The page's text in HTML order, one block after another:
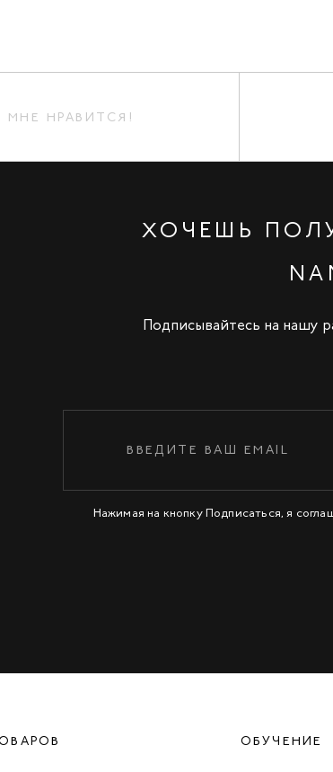
МНЕ НРАВИТСЯ!
ХОЧЕШЬ
Подписывайтесь на нашу
Нажимая на кнопку Подписаться, я
ОБУЧЕНИЕ